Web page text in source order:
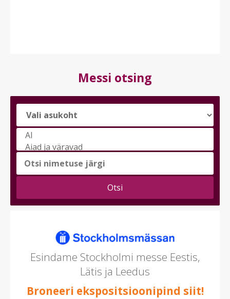
Messi otsing
Vali
messi
teema
valida
Esindame Stockholmi messe Eestis,
Lätis ja Leedus
Broneeri ekspositsioonipind siit!